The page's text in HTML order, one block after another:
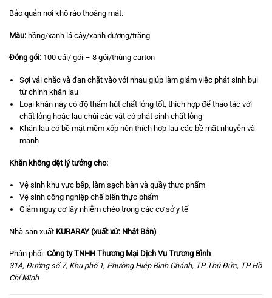
Bảo quản nơi khô ráo thoáng mát.
Màu: hồng/xanh lá cây/xanh dương/trắng
Đóng gói: 100 cái/ gói – 8 gói/thùng carton
Sợi vải chắc và đan chặt vào với nhau giúp làm giảm việc phát sinh bụi
từ chính khăn lau
Loại khăn này có độ thấm hút chất lỏng tốt, thích hợp để thao tác với
chất lỏng hoặc lau chùi các vật có phát sinh chất lỏng
Khăn lau có bề mặt mềm xốp nên thích hợp lau các bề mặt nhuyễn và
mảnh
Khăn không dệt lý tưởng cho:
Vệ sinh khu vực bếp, làm sạch bàn và quầy thực phẩm
Vệ sinh công nghiệp chế biến thực phẩm
Giảm nguy cơ lây nhiễm chéo trong các cơ sở y tế
Nhà sản xuất KURARAY (xuất xứ: Nhật Bản)
Phân phối: Công ty TNHH Thương Mại Dịch Vụ Trương Bình
31A, Đường số 7, Khu phố 1, Phường Hiệp Bình Chánh, TP Thủ Đức, TP Hồ
Chí Minh